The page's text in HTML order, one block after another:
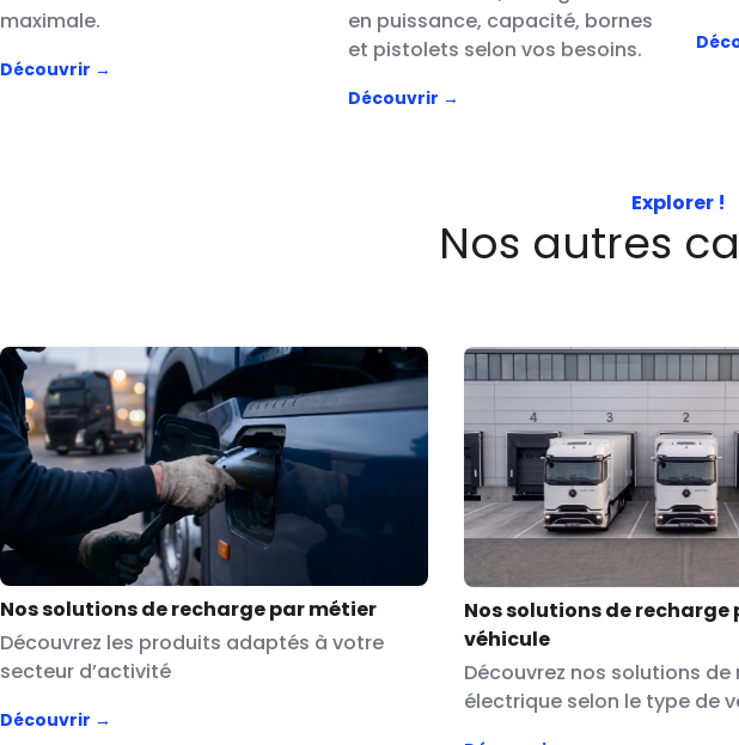
maximale.
Découvrir →
en puissance, capacité, bornes
et pistolets selon vos besoins.
Découvrir →
Explorer !
Nos autres
Nos solutions de recharge par métier
Découvrez les produits adaptés à votre
secteur d’activité
Découvrir →
Nos solutions de recharge
véhicule
Découvrez nos solutions de
électrique selon le type de